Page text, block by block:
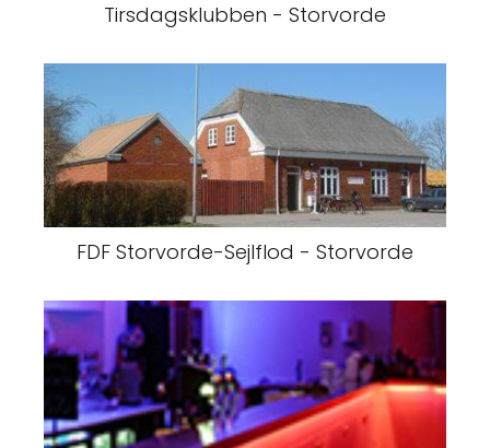
Tirsdagsklubben - Storvorde
FDF Storvorde-Sejlflod - Storvorde